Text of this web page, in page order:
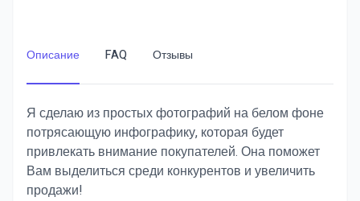
Описание FAQ Отзывы
Я сделаю из простых фотографий на белом фоне
потрясающую инфографику, которая будет
привлекать внимание покупателей. Она поможет
Вам выделиться среди конкурентов и увеличить
продажи!